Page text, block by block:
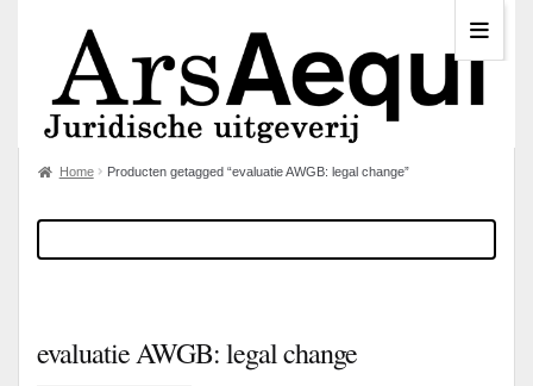
Home Producten getagged “evaluatie AWGB: legal change”
evaluatie AWGB: legal change